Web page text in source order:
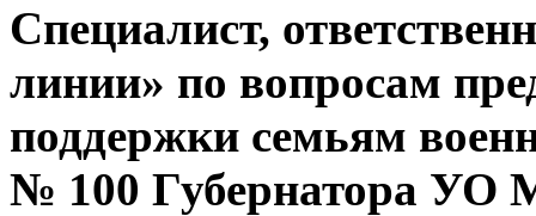
Специалист,
линии» по вопросам
поддержки семьям
№ 100 Губернатора УО